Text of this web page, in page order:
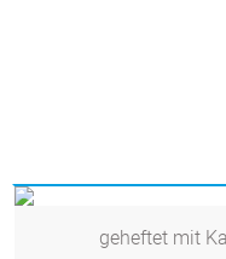
geheftet mit